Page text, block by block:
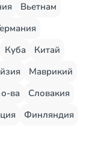
Вьетнам
Куба
Китай
Маврикий
ва
Словакия
Финляндия